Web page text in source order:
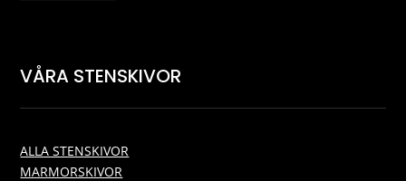
VÅRA STENSKIVOR
ALLA STENSKIVOR
MARMORSKIVOR